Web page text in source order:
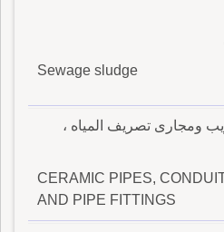
Sewage sludge
ومجارى تصريف المياه ،
CERAMIC PIPES,
AND PIPE FITTINGS